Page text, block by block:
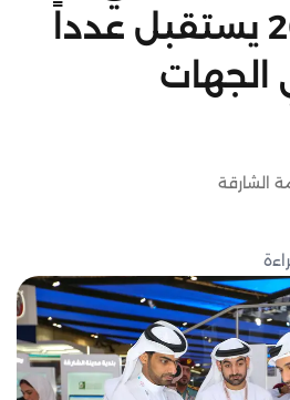
جيتكس 2022 يستقبل عدداً
الشارقة